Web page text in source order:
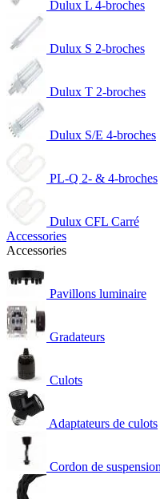
Dulux L 4-broches
Dulux S 2-broches
Dulux T 2-broches
Dulux S/E 4-broches
PL-Q 2- & 4-broches
Dulux CFL Carré
Accessories
Accessories
Pavillons luminaire
Gradateurs
Culots
Adaptateurs de culots
Cordon de suspension